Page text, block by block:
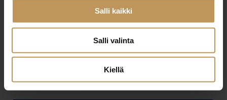
Salli kaikki
Salli valinta
Kiellä
LIT VUOKRAHUONEISTOT
Vesijärvenkatu 26 15140 Lahti